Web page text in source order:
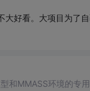
好看。大项目为了
和MMASS环境的专